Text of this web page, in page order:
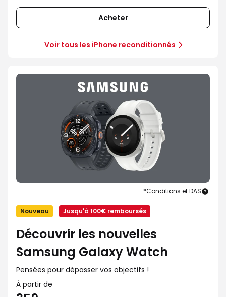
Acheter
Voir tous les iPhone reconditionnés
*Conditions et DAS
Nouveau Jusqu'à 100€ remboursés
Découvrir les nouvelles
Samsung Galaxy Watch
Pensées pour dépasser vos objectifs !
À partir de